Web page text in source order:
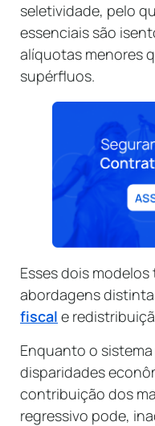
seletividade, pelo
essenciais são
alíquotas menores
supérfluos.
Esses dois
abordagens
fiscal e
Enquanto o
disparidades
contribuição dos
regressivo pode,